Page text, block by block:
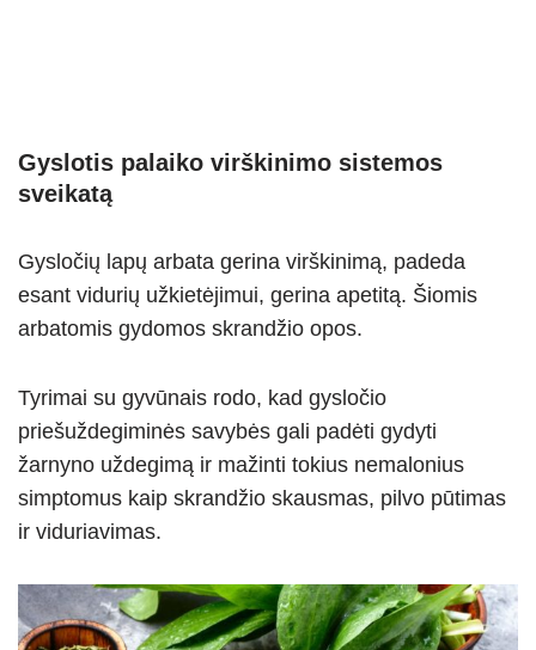
Gyslotis palaiko virškinimo sistemos
sveikatą
Gysločių lapų arbata gerina virškinimą, padeda
esant vidurių užkietėjimui, gerina apetitą. Šiomis
arbatomis gydomos skrandžio opos.
Tyrimai su gyvūnais rodo, kad gysločio
priešuždegiminės savybės gali padėti gydyti
žarnyno uždegimą ir mažinti tokius nemalonius
simptomus kaip skrandžio skausmas, pilvo pūtimas
ir viduriavimas.